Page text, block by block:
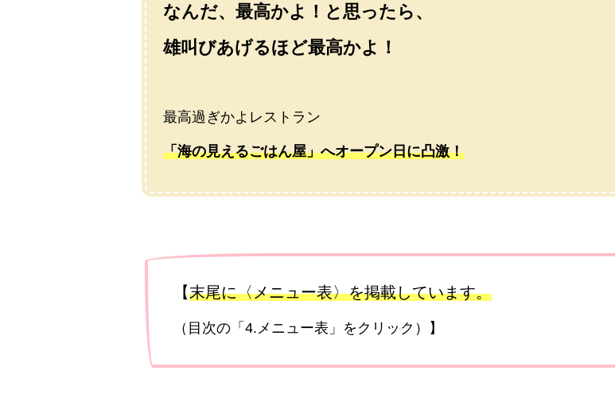
なんだ、最高かよ！と思ったら、
雄叫びあげるほど最高かよ！
最高過ぎかよレストラン
「海の見えるごはん屋」へオープン日に凸激！
【末尾に〈メニュー表〉を掲載しています。
（目次の「4.メニュー表」をクリック）】